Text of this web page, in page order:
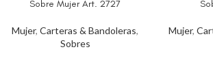
Sobre Mujer Art. 2727
Mujer, Carteras & Bandoleras,
Sobres
Mujer,